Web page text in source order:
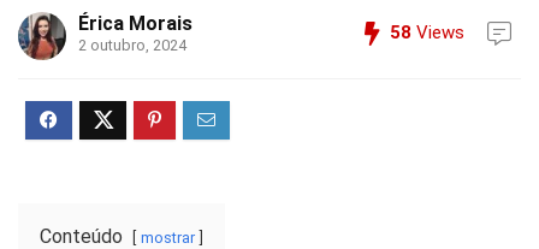
Érica Morais
2 outubro, 2024
58 Views
Conteúdo mostrar